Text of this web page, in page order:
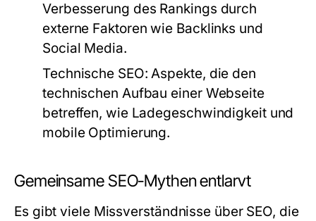
Verbesserung des Rankings durch
externe Faktoren wie Backlinks und
Social Media.
Technische SEO: Aspekte, die den
technischen Aufbau einer Webseite
betreffen, wie Ladegeschwindigkeit und
mobile Optimierung.
Gemeinsame SEO-Mythen entlarvt
Es gibt viele Missverständnisse über SEO, die